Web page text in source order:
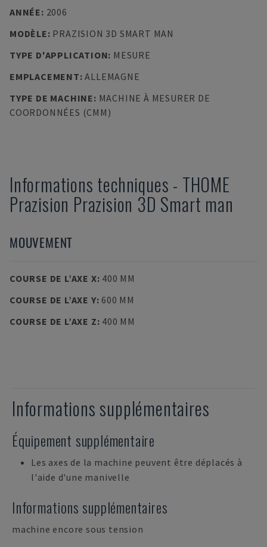
ANNÉE: 2006
MODÈLE: PRAZISION 3D SMART MAN
TYPE D'APPLICATION: MESURE
EMPLACEMENT:ALLEMAGNE
TYPE DE MACHINE: MACHINE À MESURER DE
COORDONNÉES (CMM)
Informations techniques - THOME
Prazision Prazision 3D Smart man
MOUVEMENT
COURSE DE L’AXE X: 400 MM
COURSE DE L’AXE Y: 600 MM
COURSE DE L’AXE Z: 400 MM
Informations supplémentaires
Équipement supplémentaire
Les axes de la machine peuvent être déplacés à
l'aide d'une manivelle
Informations supplémentaires
machine encore sous tension